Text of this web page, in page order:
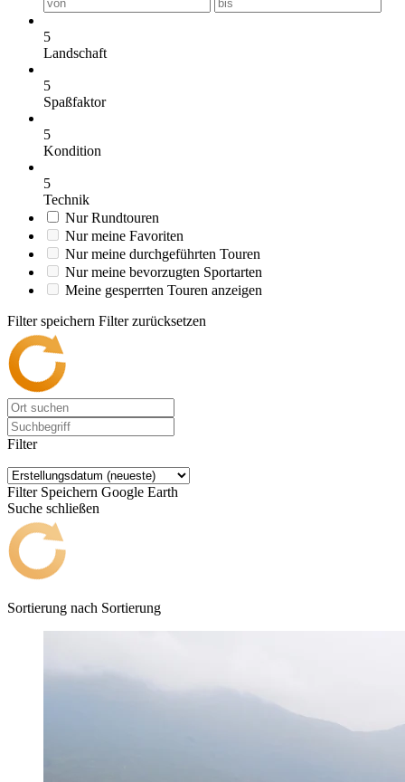
5
Landschaft
5
Spaßfaktor
5
Kondition
5
Technik
Nur Rundtouren
Nur meine Favoriten
Nur meine durchgeführten Touren
Nur meine bevorzugten Sportarten
Meine gesperrten Touren anzeigen
Filter speichern Filter zurücksetzen
Filter
Filter Speichern Google Earth
Suche schließen
Sortierung nach Sortierung